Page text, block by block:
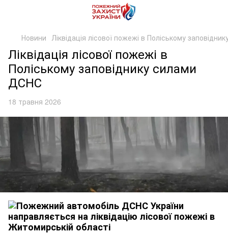
Новини Ліквідація лісової пожежі в Поліському
Ліквідація лісової пожежі в
Поліському заповіднику силами
ДСНС
18 травня 2026